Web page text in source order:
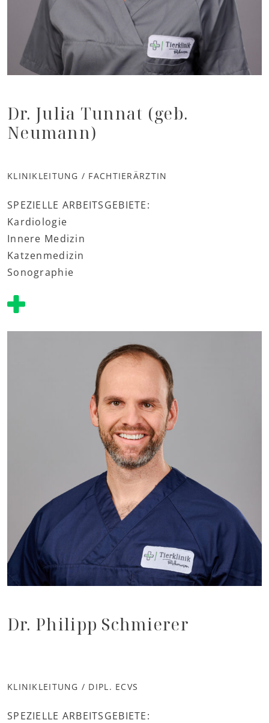
Dr. Julia Tunnat (geb.
Neumann)
KLINIKLEITUNG / FACHTIERÄRZTIN
SPEZIELLE ARBEITSGEBIETE:
Kardiologie
Innere Medizin
Katzenmedizin
Sonographie
Dr. Philipp Schmierer
KLINIKLEITUNG / DIPL. ECVS
SPEZIELLE ARBEITSGEBIETE: